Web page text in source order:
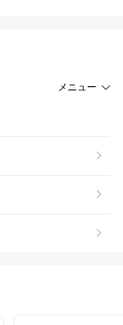
メニュー